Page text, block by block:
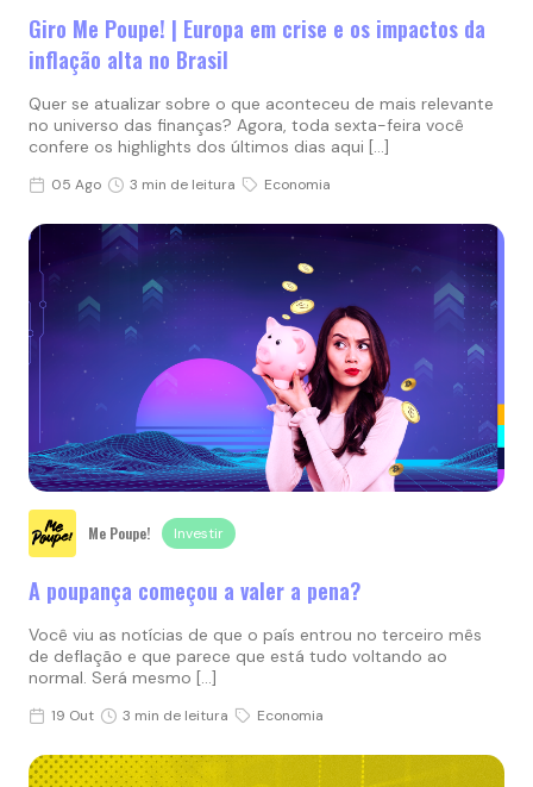
Giro Me Poupe! | Europa em crise e os impactos da
inflação alta no Brasil
Quer se atualizar sobre o que aconteceu de mais relevante
no universo das finanças? Agora, toda sexta-feira você
confere os highlights dos últimos dias aqui […]
05 Ago 3 min de leitura Economia
Me Poupe! Investir
A poupança começou a valer a pena?
Você viu as notícias de que o país entrou no terceiro mês
de deflação e que parece que está tudo voltando ao
normal. Será mesmo […]
19 Out 3 min de leitura Economia